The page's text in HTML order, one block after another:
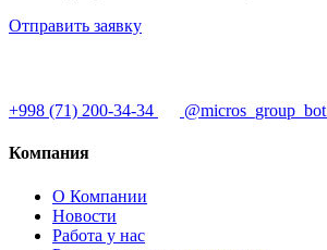
Отправить заявку
+998 (71) 200-34-34 @micros_group_bot
Компания
О Компании
Новости
Работа у нас